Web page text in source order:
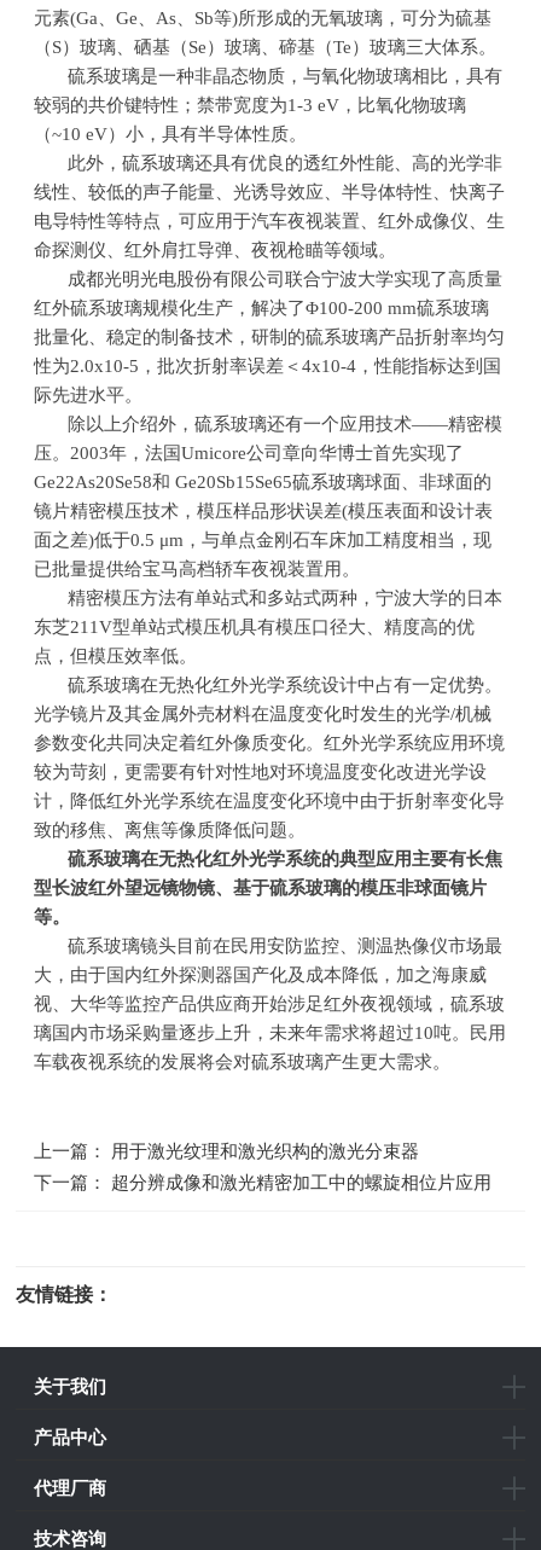
元素(Ga 、Ge As Sb等)所形成的无氧玻璃，可分为硫基
（S）玻璃、硒基（Se）玻璃、碲基（Te）玻璃三大体系。
硫系玻璃是一种非晶态物质，与氧化物玻璃相比，具有
较弱的共价键特性；禁带宽度为1-3 eV ，比氧化物玻璃
（~10 eV）小，具有半导体性质。
此外，硫系玻璃还具有优良的透红外性能、高的光学非
线性、较低的声子能量、光诱导效应、半导体特性、快离子
电导特性等特点，可应用于汽车夜视装置、红外成像仪、生
命探测仪、红外肩扛导弹、夜视枪瞄等领域。
成都光明光电股份有限公司联合宁波大学实现了高质量
红外硫系玻璃规模化生产，解决了Φ100-200 mm硫系玻璃
批量化、稳定的制备技术，研制的硫系玻璃产品折射率均匀
性为2.0x10-5 ，批次折射率误差＜4x10-4 ，性能指标达到国
际先进水平。
除以上介绍外，硫系玻璃还有一个应用技术——精密模
压。 2003年，法国Umicore公司章向华博士首先实现了
Ge22As20Se58和 Ge20Sb15Se65硫系玻璃球面、非球面的
镜片精密模压技术，模压样品形状误差(模压表面和设计表
面之差)低于0.5 μm ，与单点金刚石车床加工精度相当，现
已批量提供给宝马高档轿车夜视装置用。
精密模压方法有单站式和多站式两种，宁波大学的日本
东芝211V型单站式模压机具有模压口径大、精度高的优
点，但模压效率低。
硫系玻璃在无热化红外光学系统设计中占有一定优势。
光学镜片及其金属外売材料在温度变化时发生的光学/机械
参数变化共同决定着红外像质变化。红外光学系统应用环境
较为苛刻，更需要有针对性地对环境温度变化改进光学设
计，降低红外光学系统在温度变化环境中由于折射率变化导
致的移焦、离焦等像质降低问题。
硫系玻璃在无热化红外光学系统的典型应用主要有长焦
型长波红外望远镜物镜、基于硫系玻璃的模压非球面镜片
等。
硫系玻璃镜头目前在民用安防监控、测温热像仪市场最
大，由于国内红外探测器国产化及成本降低，加之海康威
视、大华等监控产品供应商开始涉足红外夜视领域，硫系玻
璃国内市场采购量逐步上升，未来年需求将超过10吨。民用
车载夜视系统的发展将会对硫系玻璃产生更大需求。
上一篇： 用于激光纹理和激光织构的激光分束器
下一篇： 超分辨成像和激光精密加工中的螺旋相位片应用
友情链接：
关于我们
产品中心
代理厂商
技术咨询